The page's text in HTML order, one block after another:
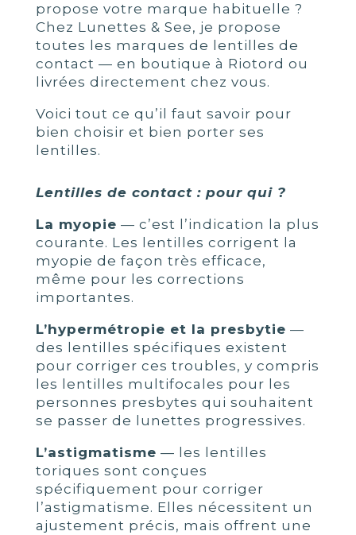
propose votre marque habituelle ?
Chez Lunettes & See, je propose
toutes les marques de lentilles de
contact — en boutique à Riotord ou
livrées directement chez vous.
Voici tout ce qu’il faut savoir pour
bien choisir et bien porter ses
lentilles.
Lentilles de contact : pour qui ?
La myopie — c’est l’indication la plus
courante. Les lentilles corrigent la
myopie de façon très efficace,
même pour les corrections
importantes.
L’hypermétropie et la presbytie —
des lentilles spécifiques existent
pour corriger ces troubles, y compris
les lentilles multifocales pour les
personnes presbytes qui souhaitent
se passer de lunettes progressives.
L’astigmatisme — les lentilles
toriques sont conçues
spécifiquement pour corriger
l’astigmatisme. Elles nécessitent un
ajustement précis, mais offrent une